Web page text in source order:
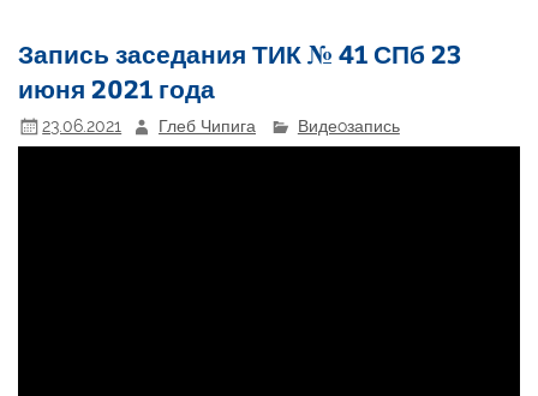
Запись заседания ТИК № 41 СПб 23
июня 2021 года
23.06.2021 Глеб Чипига Видеoзапись